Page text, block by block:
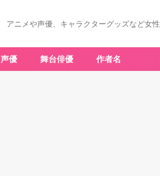
アニメや声優、キャラクターグッズなど女
声優 舞台俳優 作者名